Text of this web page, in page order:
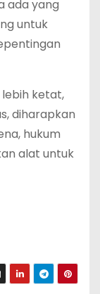
ada yang
untuk
ketat,
diharapkan
hukum
alat untuk